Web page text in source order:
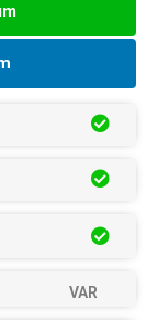
VAR